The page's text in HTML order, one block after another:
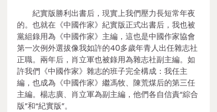
紀實版勝利出書后，現實上我們壓力長短常年夜
的。也就在《中國作家》紀實版正式出書后，我也被
黨組錄用為《中國作家》主編，這也是中國作家協會
第一次例外選拔像我如許的40多歲年青人出任雜志社
正職。兩年后，肖立軍也被錄用為雜志社副主編。如
許我們《中國作家》雜志的班子完全構成：我任主
編，也成為《中國作家》繼馮牧、陳荒煤后的第三任
主編。楊志廣、肖立軍為副主編，他們各自信責“綜合
版”和“紀實版”。